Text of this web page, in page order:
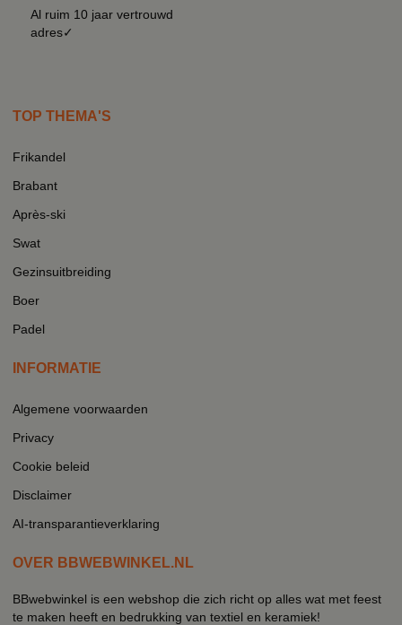
Al ruim 10 jaar vertrouwd
adres✓
TOP THEMA'S
Frikandel
Brabant
Après-ski
Swat
Gezinsuitbreiding
Boer
Padel
INFORMATIE
Algemene voorwaarden
Privacy
Cookie beleid
Disclaimer
AI-transparantieverklaring
OVER BBWEBWINKEL.NL
BBwebwinkel is een webshop die zich richt op alles wat met feest
te maken heeft en bedrukking van textiel en keramiek!